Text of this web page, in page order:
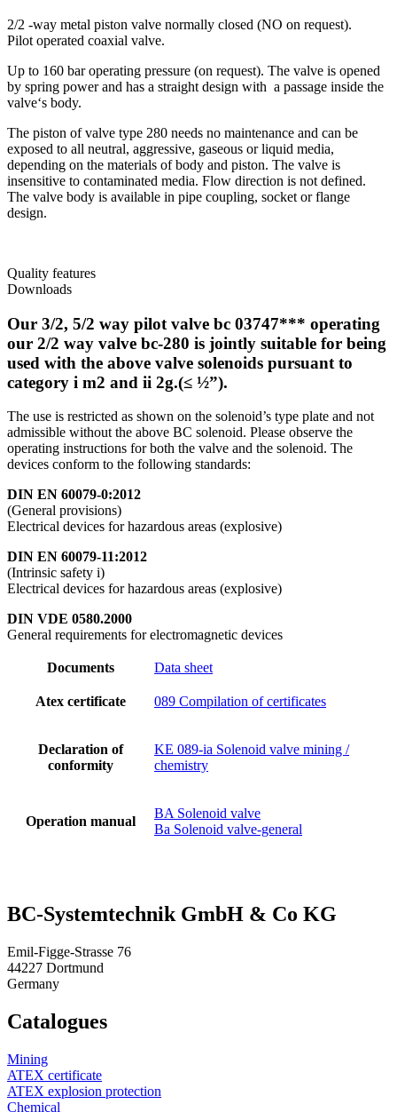
2/2 -way metal piston valve normally closed (NO on request).
Pilot operated coaxial valve.
Up to 160 bar operating pressure (on request). The valve is opened
by spring power and has a straight design with a passage inside the
valve‘s body.
The piston of valve type 280 needs no maintenance and can be
exposed to all neutral, aggressive, gaseous or liquid media,
depending on the materials of body and piston. The valve is
insensitive to contaminated media. Flow direction is not defined.
The valve body is available in pipe coupling, socket or flange
design.
Quality features
Downloads
Our 3/2, 5/2 way pilot valve bc 03747*** operating
our 2/2 way valve bc-280 is jointly suitable for being
used with the above valve solenoids pursuant to
category i m2 and ii 2g.(≤ ½”).
The use is restricted as shown on the solenoid’s type plate and not
admissible without the above BC solenoid. Please observe the
operating instructions for both the valve and the solenoid. The
devices conform to the following standards:
DIN EN 60079-0:2012
(General provisions)
Electrical devices for hazardous areas (explosive)
DIN EN 60079-11:2012
(Intrinsic safety i)
Electrical devices for hazardous areas (explosive)
DIN VDE 0580.2000
General requirements for electromagnetic devices
Documents Data sheet
Atex certificate 089 Compilation of certificates
Declaration of
conformity
KE 089-ia Solenoid valve mining /
chemistry
Operation manual
BA Solenoid valve
Ba Solenoid valve-general
BC-System­tech­nik GmbH & Co KG
Emil-Figge-Strasse 76
44227 Dortmund
Germany
Catalogues
Mining
ATEX certificate
ATEX explosion protection
Chemical